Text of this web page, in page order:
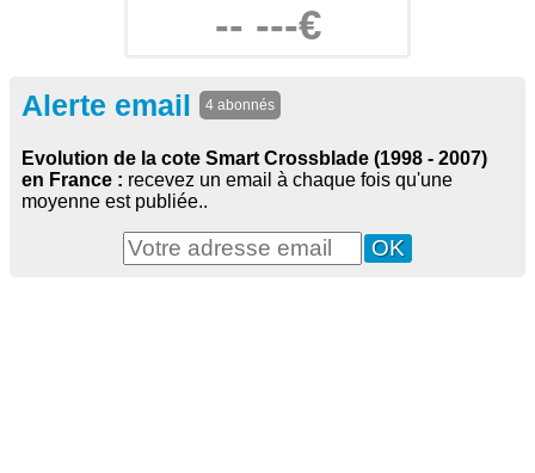
-- ---€
Alerte email 4 abonnés
Evolution de la cote Smart Crossblade (1998 - 2007)
en France : recevez un email à chaque fois qu'une
moyenne est publiée..